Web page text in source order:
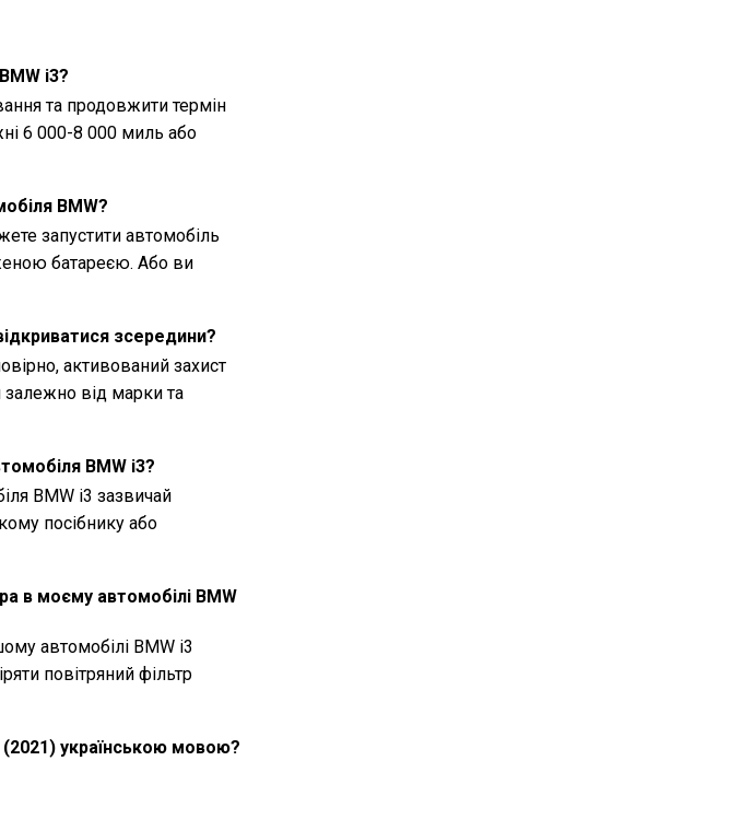
i3?
та продовжити термін
6 000-8 000 миль або
BMW?
запустити автомобіль
батареєю. Або ви
зсередини?
активований захист
залежно від марки та
BMW i3?
BMW i3 зазвичай
посібнику або
в моєму автомобілі BMW
автомобілі BMW i3
повітряний фільтр
(2021) українською мовою?